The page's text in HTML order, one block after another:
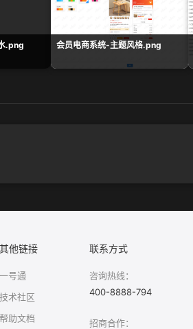
.png 会员电商系统-主题风格.png
其他链接
一号通
技术社区
帮助文档
联系方式
咨询热线：
400-8888-794
招商合作：